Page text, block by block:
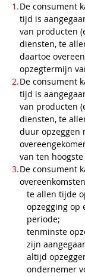
De consument
tijd is
van producten
diensten, te
daartoe
opzegtermijn
De consument
tijd is
van producten
diensten, te
duur opzeggen
van ten
De consument
te allen tijde
opzegging op
periode;
tenminste
zijn
altijd
ondernemer